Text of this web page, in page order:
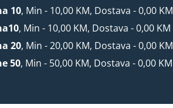
10, Min - 10,00 KM, Dostava - 0,00 KM
, Min - 10,00 KM, Dostava - 0,00 KM
20, Min - 20,00 KM, Dostava - 0,00 KM
50, Min - 50,00 KM, Dostava - 0,00 KM